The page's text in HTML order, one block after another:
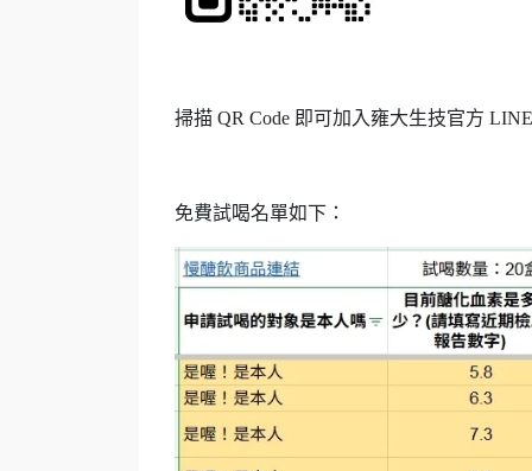
掃描 QR Code 即可加入雍大生技官方
免費試喝名單如下：